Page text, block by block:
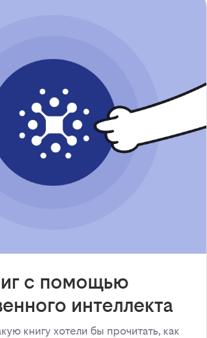
с помощью
интеллекта
книгу хотели бы прочитать, как